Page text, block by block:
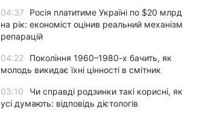
04:37
Росія платитиме Україні по $20 млрд
на рік: економіст оцінив реальний механізм
репарацій
04:22
Покоління 1960–1980-х бачить, як
молодь викидає їхні цінності в смітник
03:10
Чи справді родзинки такі корисні, як
усі думають: відповідь дієтологів